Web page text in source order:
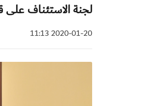
لجنة الاستئناف على
2020-01-20 11:13